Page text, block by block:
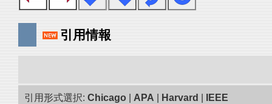
引用情報
引用形式選択: Chicago APA Harvard IEEE